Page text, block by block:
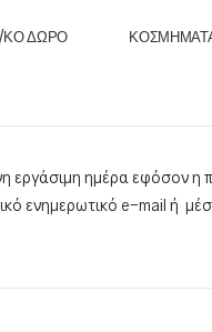
ΚΟ ΔΏΡΟ
ημέρα εφόσον η
ενημερωτικό e-mail ή